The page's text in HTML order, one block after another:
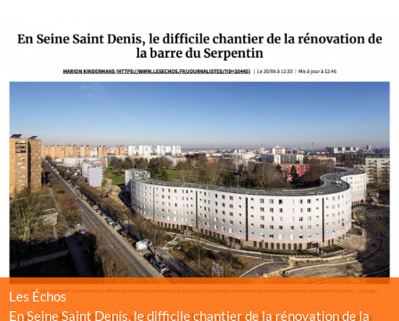
Les Échos
En Seine Saint Denis, le difficile chantier de la rénovation de la